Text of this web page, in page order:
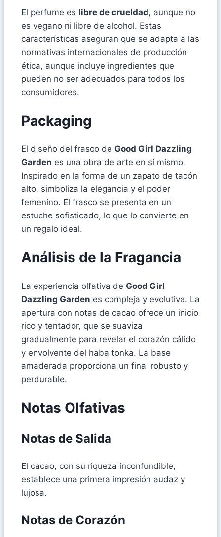
El perfume es libre de crueldad, aunque no
es vegano ni libre de alcohol. Estas
características aseguran que se adapta a las
normativas internacionales de producción
ética, aunque incluye ingredientes que
pueden no ser adecuados para todos los
consumidores.
Packaging
El diseño del frasco de Good Girl Dazzling
Garden es una obra de arte en sí mismo.
Inspirado en la forma de un zapato de tacón
alto, simboliza la elegancia y el poder
femenino. El frasco se presenta en un
estuche sofisticado, lo que lo convierte en
un regalo ideal.
Análisis de la Fragancia
La experiencia olfativa de Good Girl
Dazzling Garden es compleja y evolutiva. La
apertura con notas de cacao ofrece un inicio
rico y tentador, que se suaviza
gradualmente para revelar el corazón cálido
y envolvente del haba tonka. La base
amaderada proporciona un final robusto y
perdurable.
Notas Olfativas
Notas de Salida
El cacao, con su riqueza inconfundible,
establece una primera impresión audaz y
lujosa.
Notas de Corazón